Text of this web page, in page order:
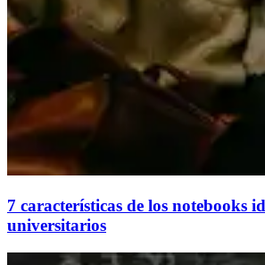
7 características de los notebooks
universitarios